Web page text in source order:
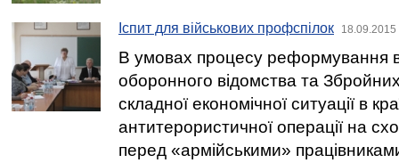
Іспит для військових профспілок 18.09.2015
В умовах процесу реформування
оборонного відомства та
складної економічної ситуації в
антитерористичної операції на
перед «армійськими»